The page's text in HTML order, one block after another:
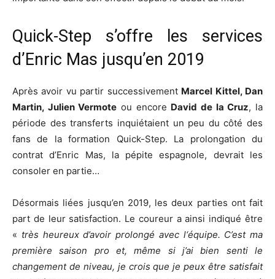
Quick-Step s’offre les services
d’Enric Mas jusqu’en 2019
Après avoir vu partir successivement Marcel Kittel, Dan
Martin, Julien Vermote ou encore David de la Cruz, la
période des transferts inquiétaient un peu du côté des
fans de la formation Quick-Step. La prolongation du
contrat d’Enric Mas, la pépite espagnole, devrait les
consoler en partie…
Désormais liées jusqu’en 2019, les deux parties ont fait
part de leur satisfaction. Le coureur a ainsi indiqué être
« très heureux d’avoir prolongé avec l‘équipe. C’est ma
première saison pro et, même si j’ai bien senti le
changement de niveau, je crois que je peux être satisfait